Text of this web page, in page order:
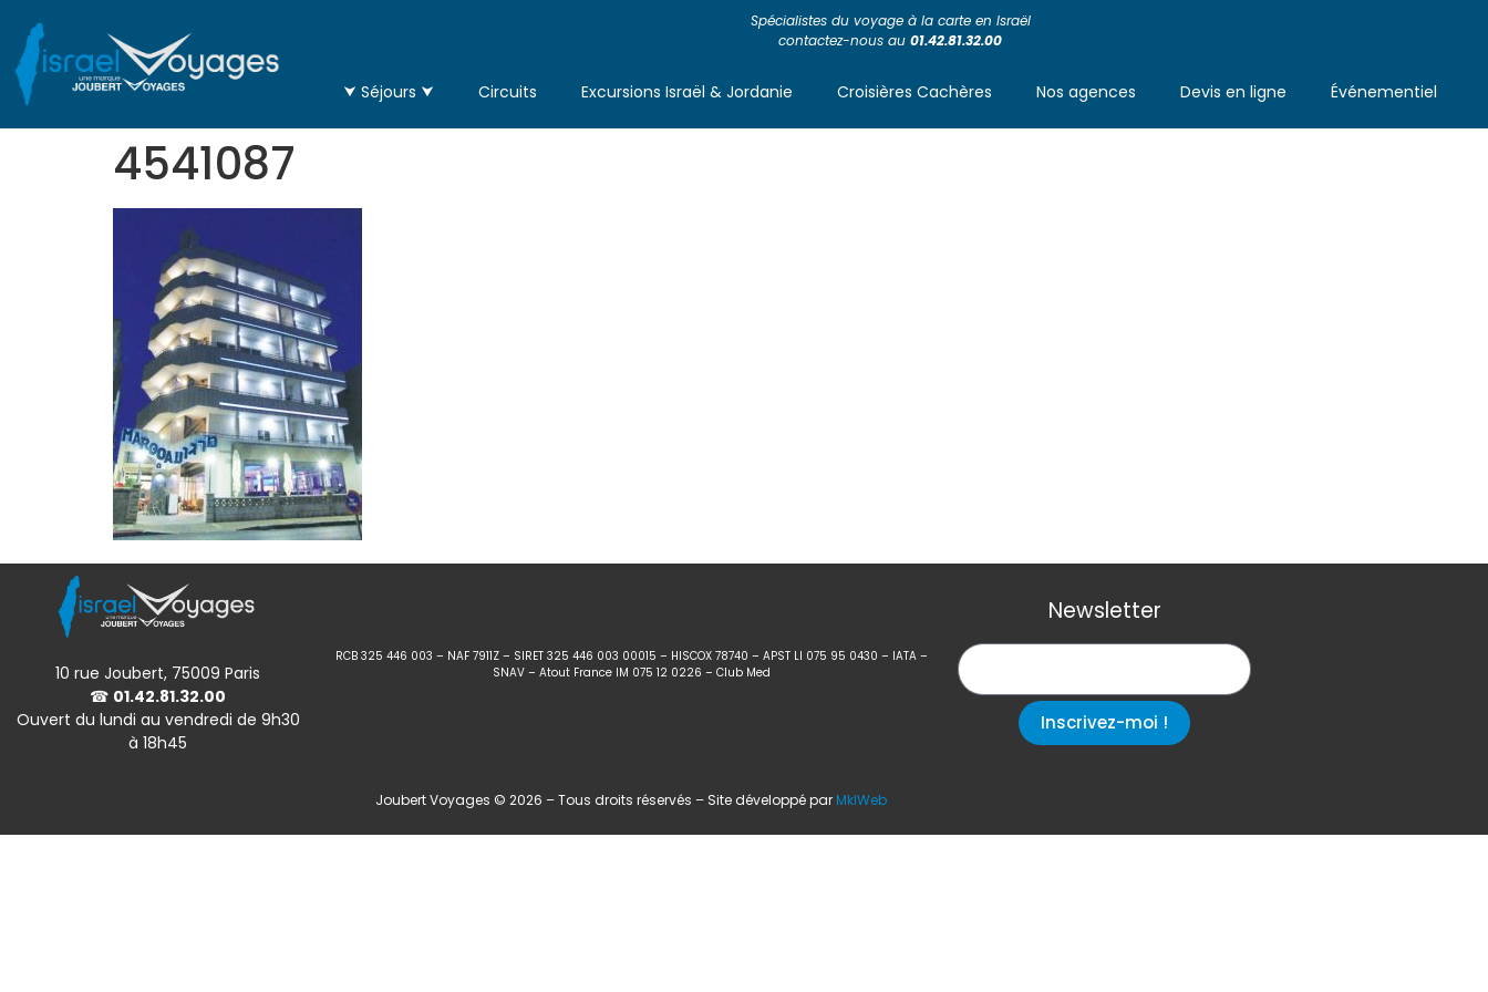
Spécialistes du voyage à la carte en Israël
contactez-nous au01.42.81.32.00
⮟ Séjours ⮟ Circuits Excursions Israël & Jordanie Croisières Cachères Nos agences Devis en ligne Événementiel
4541087
10 rue Joubert, 75009 Paris
☎ 01.42.81.32.00
Ouvert du lundi au vendredi de 9h30
à 18h45
RCB 325 446 003 – NAF 7911Z – SIRET 325 446 003 00015 – HISCOX 78740 – APST LI 075 95 0430 – IATA –
SNAV – Atout France IM 075 12 0226 – Club Med
Newsletter
Inscrivez-moi !
Joubert Voyages © 2026 – Tous droits réservés – Site développé par MklWeb